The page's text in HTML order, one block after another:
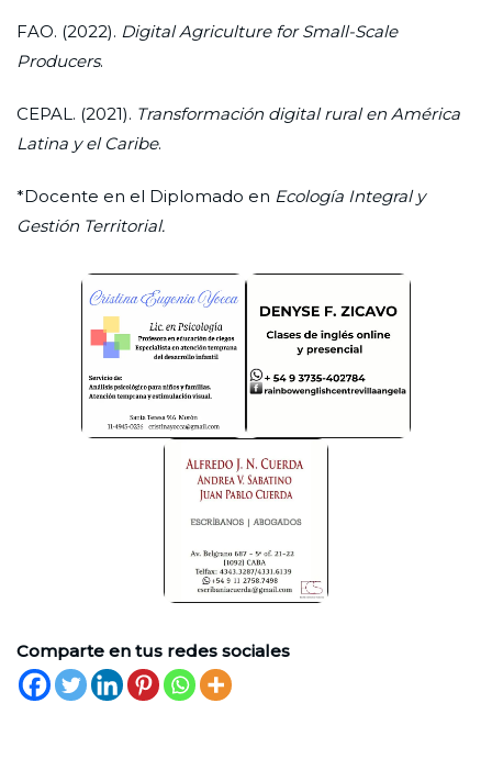
FAO. (2022). Digital Agriculture for Small-Scale
Producers.
CEPAL. (2021). Transformación digital rural en América
Latina y el Caribe.
*Docente en el Diplomado en Ecología Integral y
Gestión Territorial.
Comparte en tus redes sociales